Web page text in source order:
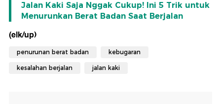
Jalan Kaki Saja Nggak Cukup! Ini 5 Trik untuk
Menurunkan Berat Badan Saat Berjalan
(elk/up)
penurunan berat badan kebugaran
kesalahan berjalan jalan kaki